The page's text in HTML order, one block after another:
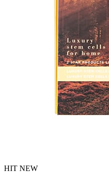
HIT NEW